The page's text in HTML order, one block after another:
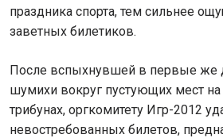
праздника спорта, тем сильнее
заветных билетиков.
После вспыхнувшей в первые же
шумихи вокруг пустующих мест
трибунах, оргкомитету Игр-2012
невостребованных билетов,